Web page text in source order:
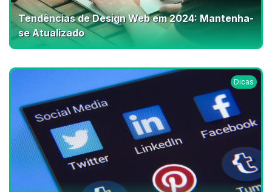
Tendências de Design Web em 2024: Mantenha-
se Atualizado
Dicas